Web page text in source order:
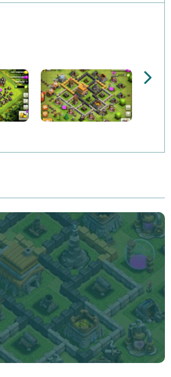
i razem walczycie w Wojnach
tego rozmaitego kalibru broni! Z
mógł niszczyć wrogie klasy,
bądź moździerzami. Chcesz
dozwolone! Planuj więc unikalne
z innymi graczami, podbijaj
swój klan i… zwyciężaj!
wśród darmowych gier
grze będziesz mógł
swój wolny czas w domu, w
w kolejce do sklepu. Zbierz
rywalizacji i… dążcie do